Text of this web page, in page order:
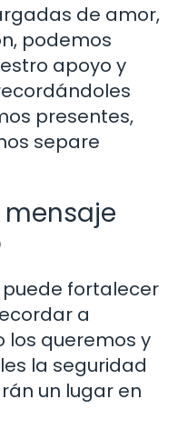
de amor,
podemos
apoyo y
presentes,
separe
mensaje
fortalecer
a
los queremos y
la seguridad
un lugar en